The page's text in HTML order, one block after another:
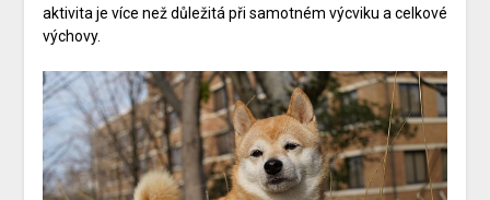
aktivita je více než důležitá při samotném výcviku a celkové
výchovy.